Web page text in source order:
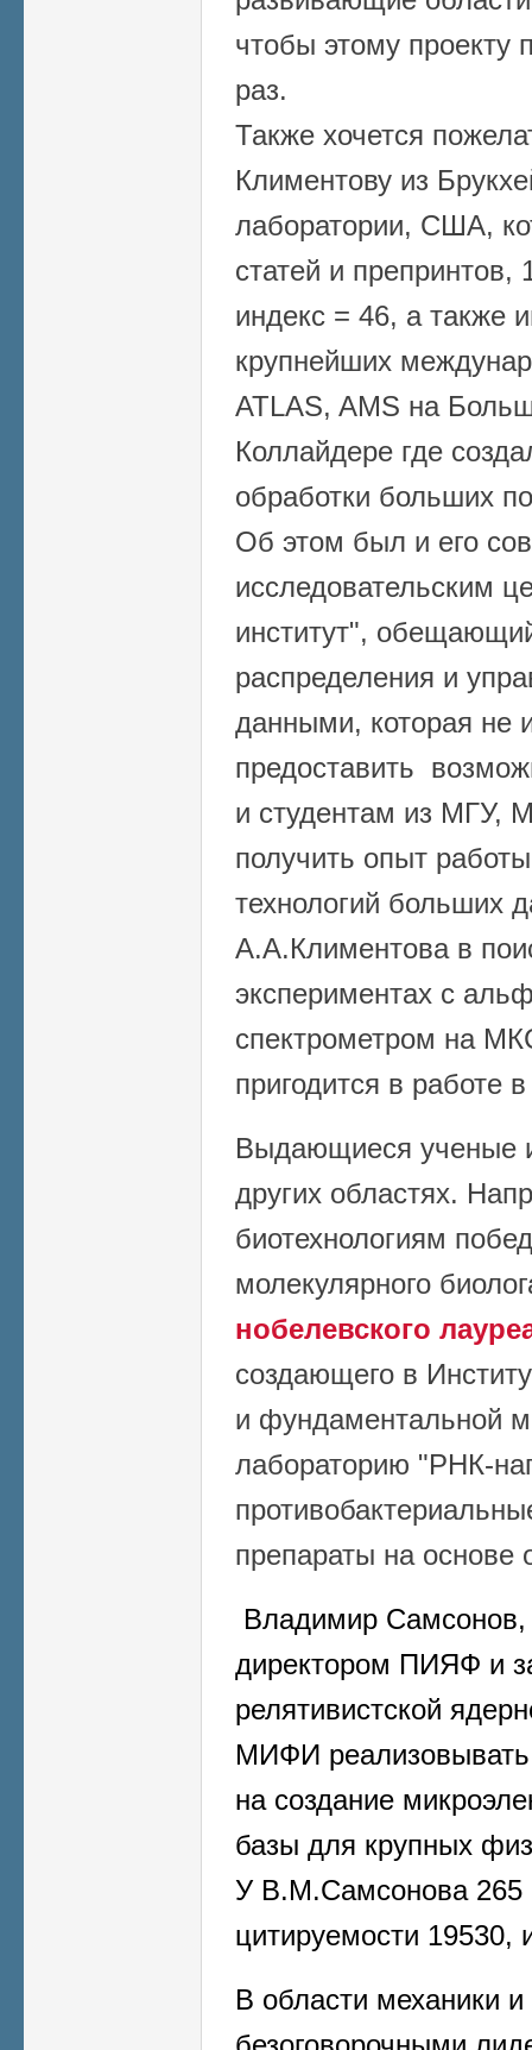
чтобы этому проекту
раз.
Также хочется
Климентову из
лаборатории, США,
статей и
индекс = 46, а также
крупнейших
ATLAS, AMS на
Коллайдере где
обработки больших
Об этом был и его
исследовательским
институт",
распределения и
данными, которая не
предоставить
и студентам из
получить опыт
технологий больших
А.А.Климентова в
экспериментах с
спектрометром на
пригодится в работе
Выдающиеся ученые
других областях.
биотехнологиям
молекулярного
нобелевского
создающего в
и фундаментальной
лабораторию "РНК-
препараты на основе
Владимир Самсонов,
директором ПИЯФ и
релятивистской
МИФИ реализовывать
на создание
базы для крупных
У В.М.Самсонова 265
цитируемости 19530,
В области механики